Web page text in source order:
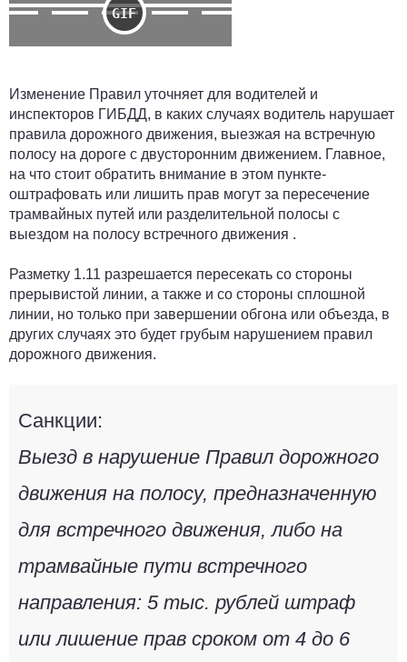
Изменение Правил уточняет для водителей и
инспекторов ГИБДД, в каких случаях водитель нарушает
правила дорожного движения, выезжая на встречную
полосу на дороге с двусторонним движением. Главное,
на что стоит обратить внимание в этом пункте-
оштрафовать или лишить прав могут за пересечение
трамвайных путей или разделительной полосы с
выездом на полосу встречного движения .
Разметку 1.11 разрешается пересекать со стороны
прерывистой линии, а также и со стороны сплошной
линии, но только при завершении обгона или объезда, в
других случаях это будет грубым нарушением правил
дорожного движения.
Санкции:
Выезд в нарушение Правил дорожного
движения на полосу, предназначенную
для встречного движения, либо на
трамвайные пути встречного
направления: 5 тыс. рублей штраф
или лишение прав сроком от 4 до 6